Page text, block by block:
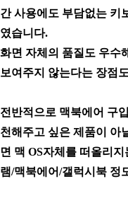
간 사용에도 부담없는 키
였습니다.
화면 자체의 품질도 우수
보여주지 않는다는 장점
전반적으로 맥북에어 구
천해주고 싶은 제품이 아
면 맥 OS자체를 떠올리
램/맥북에어/갤럭시북 정